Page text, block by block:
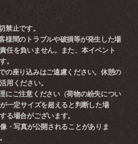
禁止です。
様間のトラブルや破損等が発生した場
任を負いません。また、本イベント
。
の座り込みはご遠慮ください。休憩の
用ください。
にご注意ください（荷物の紛失につい
一定サイズを超えると判断した場
る場合がございます。
・写真が公開されることがありま